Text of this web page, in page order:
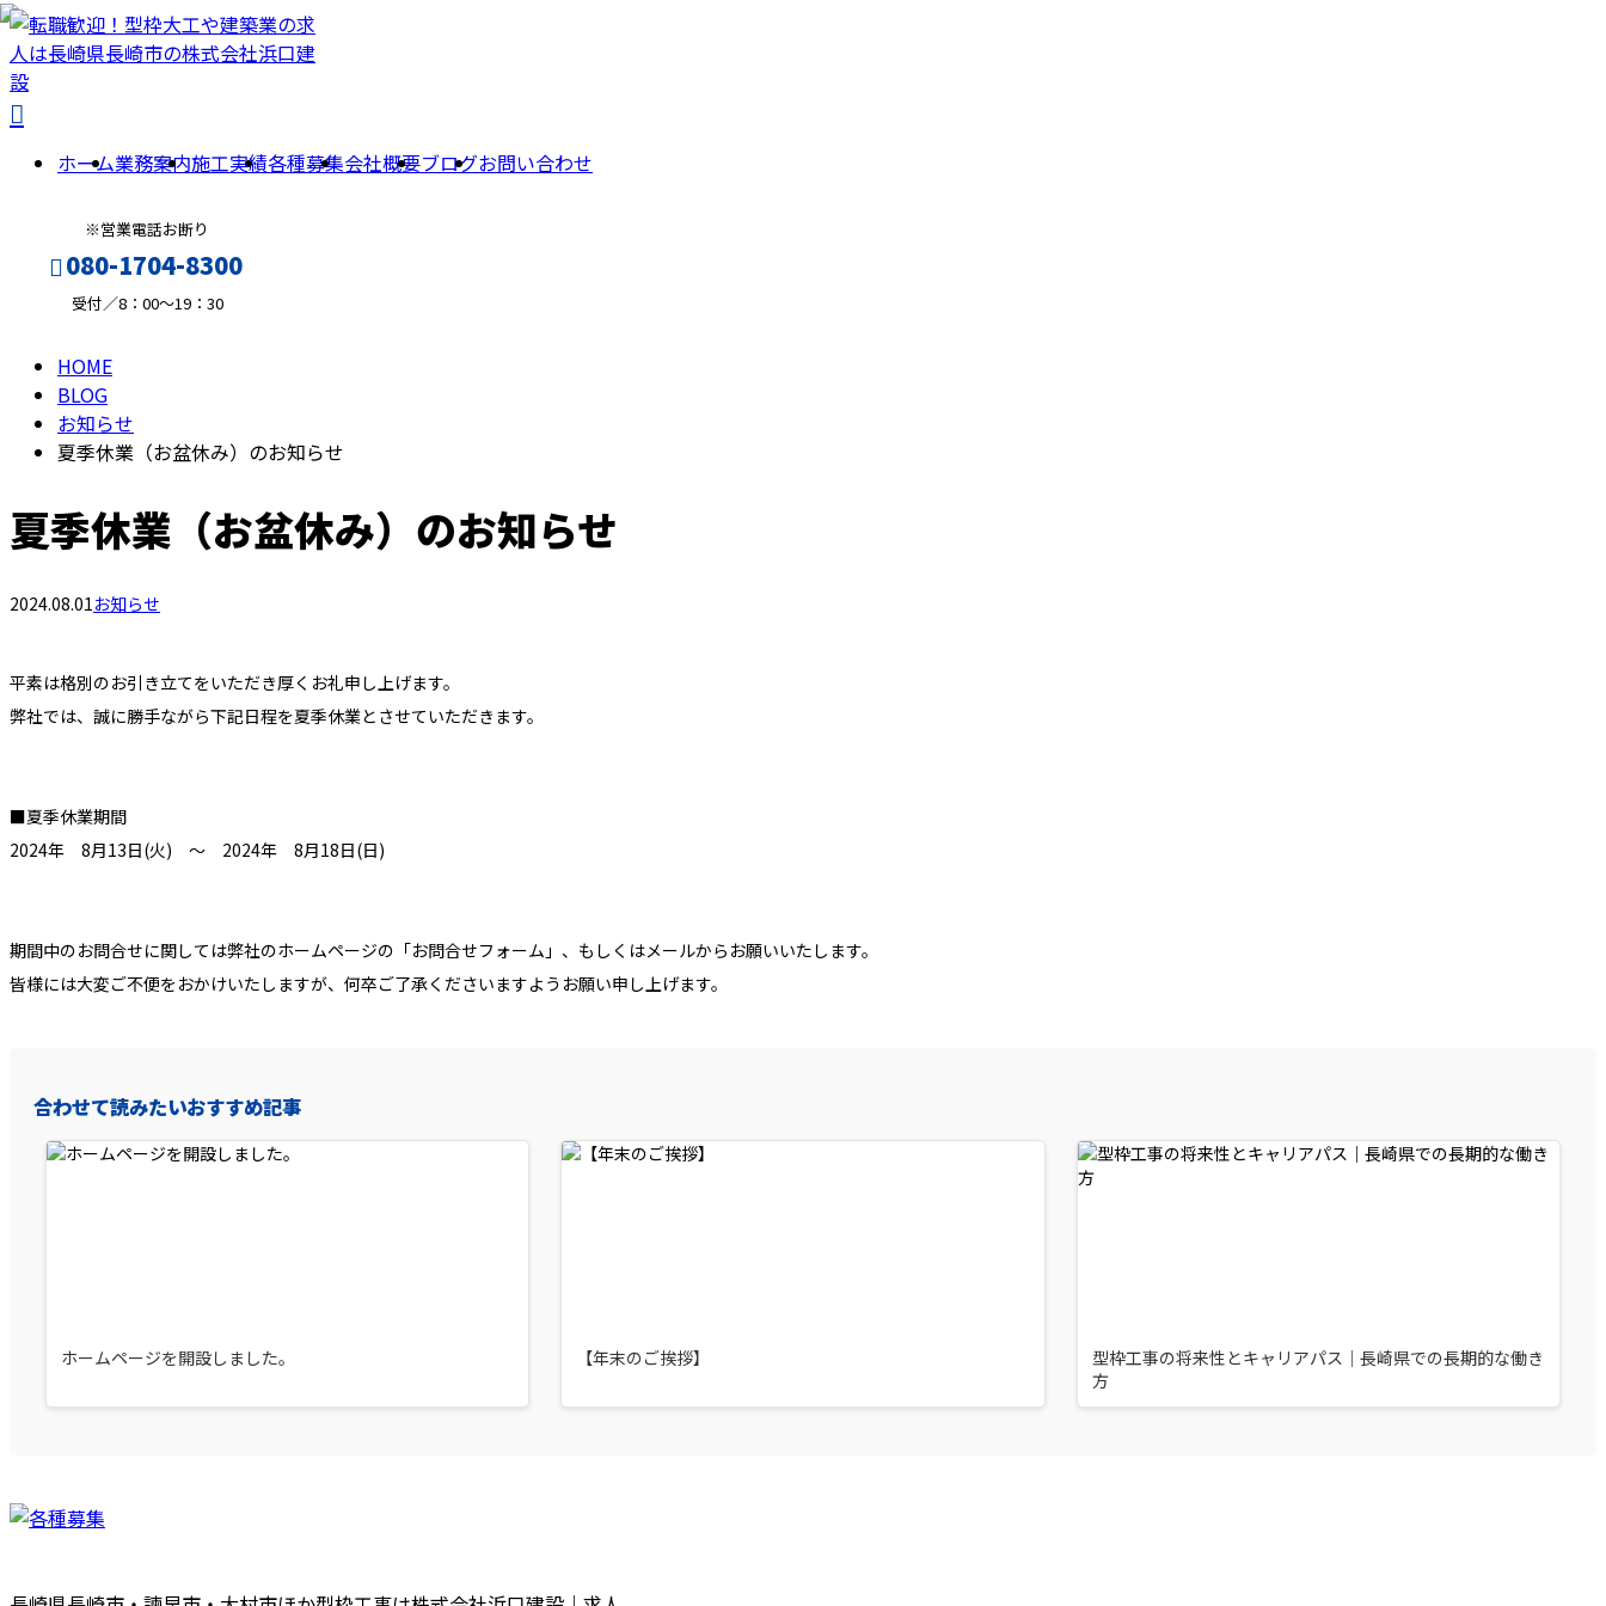
ホーム業務案内施工実績各種募集会社概要ブログお問い合わせ
※営業電話お断り
080-1704-8300
受付／8：00～19：30
メールフォーム
BLOG
HOME
BLOG
お知らせ
夏季休業（お盆休み）のお知らせ
夏季休業（お盆休み）のお知らせ
2024.08.01お知らせ
平素は格別のお引き立てをいただき厚くお礼申し上げます。
弊社では、誠に勝手ながら下記日程を夏季休業とさせていただきます。
■夏季休業期間
2024年 8月13日(火) ～ 2024年 8月18日(日)
期間中のお問合せに関しては弊社のホームページの「お問合せフォーム」、もしくはメールからお願いいたします。
皆様には大変ご不便をおかけいたしますが、何卒ご了承くださいますようお願い申し上げます。
合わせて読みたいおすすめ記事
ホームページを開設しました。 【年末のご挨拶】
型枠工事の将来性とキャリアパス｜長崎県での長期的な働き
方